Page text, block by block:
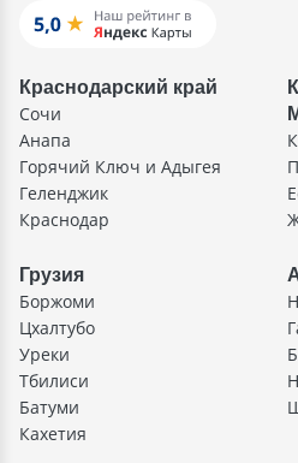
Краснодарский край
Сочи
Анапа
Горячий Ключ и Адыгея
Геленджик
Краснодар
Грузия
Боржоми
Цхалтубо
Уреки
Тбилиси
Батуми
Кахетия